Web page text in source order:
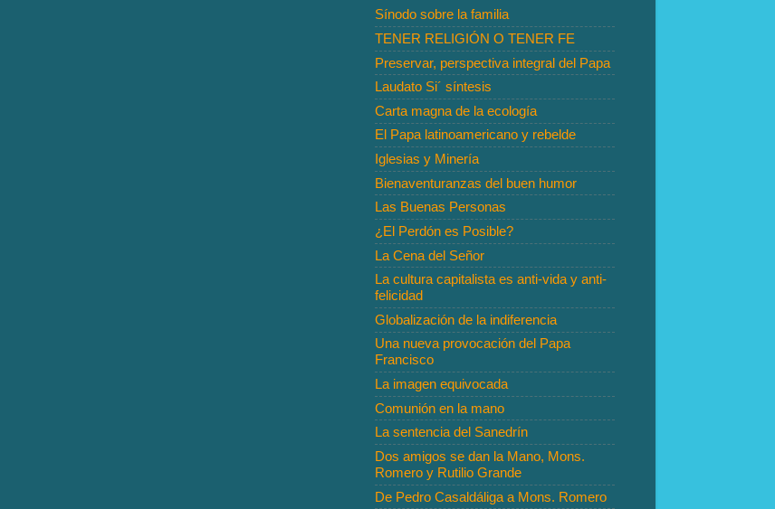
Sínodo sobre la familia
TENER RELIGIÓN O TENER FE
Preservar, perspectiva integral del Papa
Laudato Si´ síntesis
Carta magna de la ecología
El Papa latinoamericano y rebelde
Iglesias y Minería
Bienaventuranzas del buen humor
Las Buenas Personas
¿El Perdón es Posible?
La Cena del Señor
La cultura capitalista es anti-vida y anti-
felicidad
Globalización de la indiferencia
Una nueva provocación del Papa
Francisco
La imagen equivocada
Comunión en la mano
La sentencia del Sanedrín
Dos amigos se dan la Mano, Mons.
Romero y Rutilio Grande
De Pedro Casaldáliga a Mons. Romero